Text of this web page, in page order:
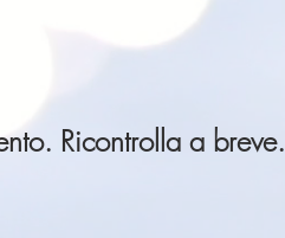
Ricontrolla a breve.